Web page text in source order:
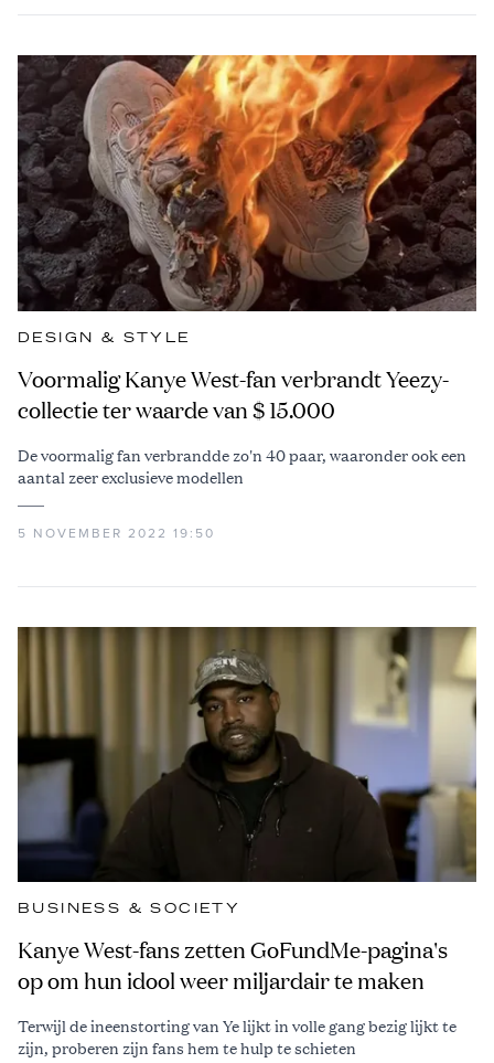
DESIGN & STYLE
Voormalig Kanye West-fan verbrandt Yeezy-
collectie ter waarde van $ 15.000
De voormalig fan verbrandde zo'n 40 paar, waaronder ook een
aantal zeer exclusieve modellen
5 NOVEMBER 2022 19:50
BUSINESS & SOCIETY
Kanye West-fans zetten GoFundMe-pagina's
op om hun idool weer miljardair te maken
Terwijl de ineenstorting van Ye lijkt in volle gang bezig lijkt te
zijn, proberen zijn fans hem te hulp te schieten